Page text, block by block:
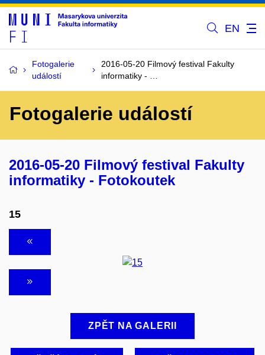
EN
Fotogalerie
událostí
2016-05-20 Filmový festival Fakulty
informatiky - …
Fotogalerie událostí
2016-05-20 Filmový festival Fakulty
informatiky - Fotokoutek
15
ZPĚT NA GALERII